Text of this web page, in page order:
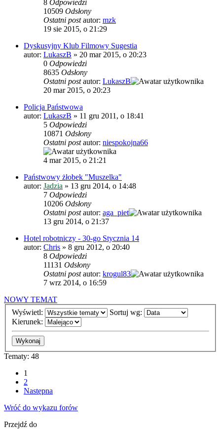
8 Odpowiedzi
10509 Odsłony
Ostatni postautor: mzk
19 sie 2015, o 21:29
Dyskusyjny Klub Filmowy Sugestia
autor: LukaszB » 20 mar 2015, o 20:23
0 Odpowiedzi
8635 Odsłony
Ostatni postautor: LukaszB
20 mar 2015, o 20:23
Policja Państwowa
autor: LukaszB » 11 gru 2011, o 18:41
5 Odpowiedzi
10871 Odsłony
Ostatni postautor: niespokojna66
4 mar 2015, o 21:21
Państwowy żłobek "Muszelka"
autor: Jadzia » 13 gru 2014, o 14:48
7 Odpowiedzi
10206 Odsłony
Ostatni postautor: aga_piet
13 gru 2014, o 21:37
Hotel robotniczy - 30-go Stycznia 14
autor: Chris » 8 gru 2012, o 20:40
8 Odpowiedzi
11131 Odsłony
Ostatni postautor: krogul83
7 wrz 2014, o 16:59
NOWY TEMAT
Wyświetl:
Sortuj wg:
Kierunek:
Tematy: 48
1
2
Następna
Wróć do wykazu forów
Przejdź do